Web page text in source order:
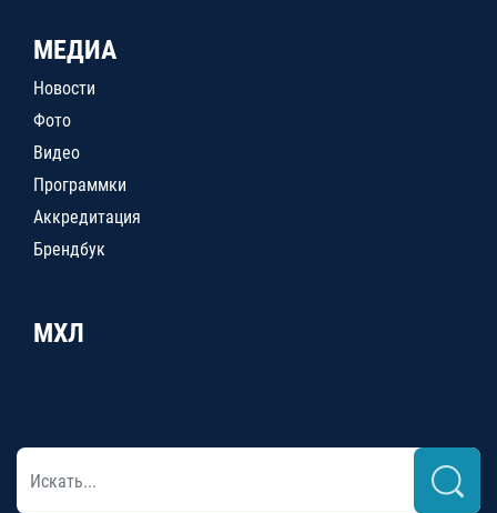
МЕДИА
Новости
Фото
Видео
Программки
Аккредитация
Брендбук
МХЛ